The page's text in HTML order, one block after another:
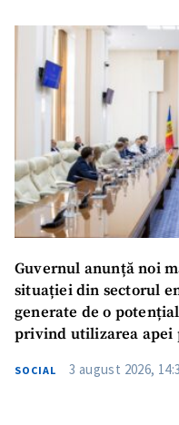
Guvernul anunță noi
situației din sectorul
generate de o
privind utilizarea apei
SOCIAL 3 august 2026,